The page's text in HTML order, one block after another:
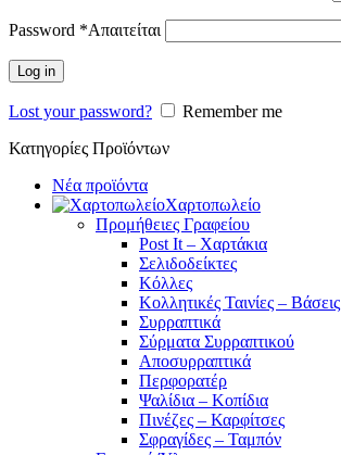
Password *Απαιτείται
Log in
Lost your password?
Remember me
Κατηγορίες Προϊόντων
Νέα προϊόντα
Χαρτοπωλείο
Προμήθειες Γραφείου
Post It – Χαρτάκια
Σελιδοδείκτες
Κόλλες
Κολλητικές Ταινίες – Βάσεις
Συρραπτικά
Σύρματα Συρραπτικού
Αποσυρραπτικά
Περφορατέρ
Ψαλίδια – Κοπίδια
Πινέζες – Καρφίτσες
Σφραγίδες – Ταμπόν